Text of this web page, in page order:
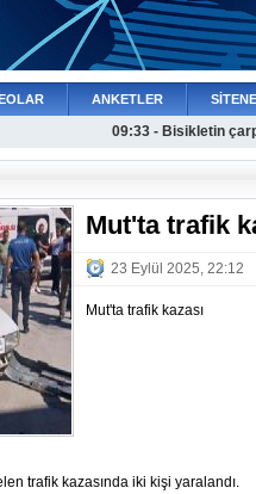
ANKETLER
09:33 - Bisikletin
Mut'ta trafik
23 Eylül 2025, 22:12
Mut'ta trafik kazası
trafik kazasında iki kişi yaralandı.